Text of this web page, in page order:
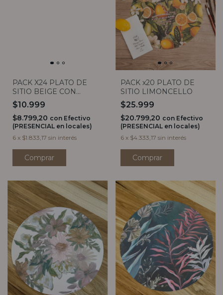
PACK X24 PLATO DE
SITIO BEIGE CON
FLORES BLANCAS
$10.999
$8.799,20 con Efectivo
(PRESENCIAL en locales)
6 x $1.833,17 sin interés
PACK x20 PLATO DE
SITIO LIMONCELLO
$25.999
$20.799,20 con Efectivo
(PRESENCIAL en locales)
6 x $4.333,17 sin interés